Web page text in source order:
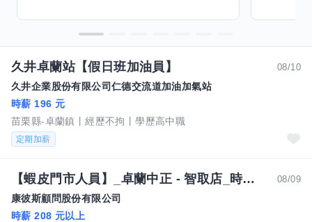
08/10
久井卓蘭站【假日班加油員】
久井企業股份有限公司仁德交流道加油加氣站
時薪 196 元
苗栗縣-卓蘭鎮
經歷不拘 學歷高中職
定期加薪
08/09
【蝦皮門市人員】_卓蘭中正 - 智取店_時薪人員#NL
康彼斯顧問股份有限公司
時薪 208 元以上